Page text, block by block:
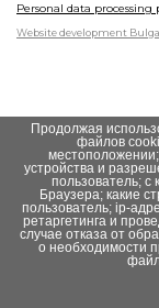
Personal data processing
Website development
Продолжая
файлов
устройства и
пользователь; с
Браузера; какие
пользователь; ip-
ретаргетинга и
случае отказа от
о необходимости